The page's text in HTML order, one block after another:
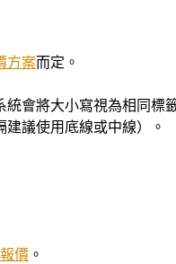
方案而定。
統會將大小寫視為相同標
議使用底線或中線）。
價 。